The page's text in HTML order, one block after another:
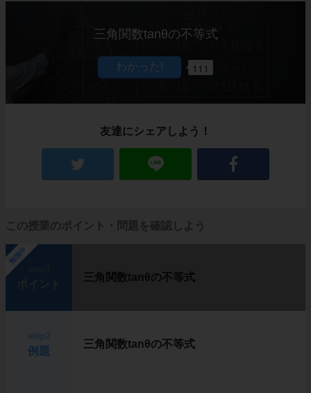
三角関数tanθの不等式
111
友達にシェアしよう！
この授業のポイント・問題を確認しよう
勉強中
三角関数tanθの不等式
例題
三角関数tanθの不等式